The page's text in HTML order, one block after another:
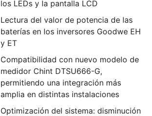
los LEDs y la pantalla LCD
Lectura del valor de potencia de las
baterías en los inversores Goodwe EH
y ET
Compatibilidad con nuevo modelo de
medidor Chint DTSU666-G,
permitiendo una integración más
amplia en distintas instalaciones
Optimización del sistema: disminución